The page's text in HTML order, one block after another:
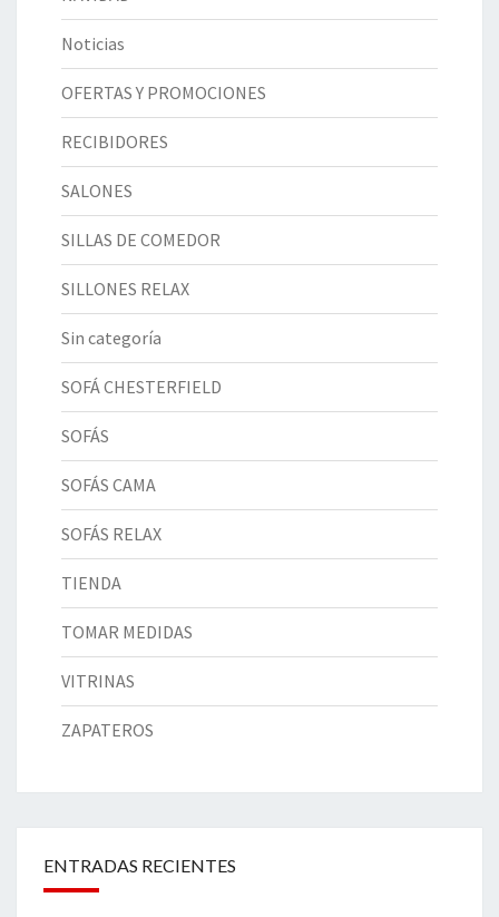
Noticias
OFERTAS Y PROMOCIONES
RECIBIDORES
SALONES
SILLAS DE COMEDOR
SILLONES RELAX
Sin categoría
SOFÁ CHESTERFIELD
SOFÁS
SOFÁS CAMA
SOFÁS RELAX
TIENDA
TOMAR MEDIDAS
VITRINAS
ZAPATEROS
ENTRADAS RECIENTES